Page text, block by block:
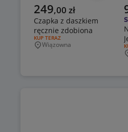
Aktualna cena
249,00 zł
Czapka z daszkiem
ręcznie zdobiona
RODZAJ OFERTY:
KUP TERAZ
Miejscowość
Wiązowna